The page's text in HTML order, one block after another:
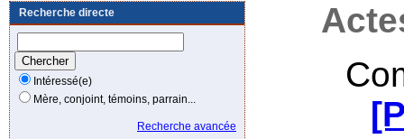
Recherche directe
Intéressé(e)
Mère, conjoint, témoins, parrain...
Recherche avancée